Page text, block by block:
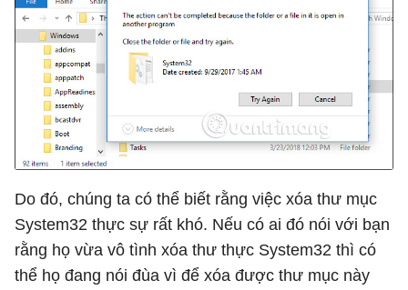
Do đó, chúng ta có thể biết rằng việc xóa thư mục
System32 thực sự rất khó. Nếu có ai đó nói với bạn
rằng họ vừa vô tình xóa thư thực System32 thì có
thể họ đang nói đùa vì để xóa được thư mục này